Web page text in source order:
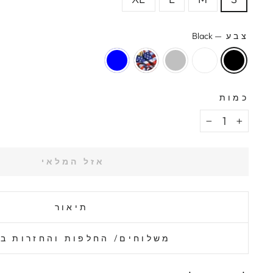
צבע —
Black
כמות
− +
אזל המלאי
תיאור
משלוחים/ החלפות והחזרות